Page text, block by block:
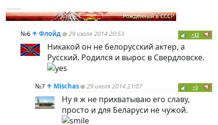
----------
№6 ↑ Флойд 29 июля 2014 20:53 +12
Никакой он не белорусский актер, а
Русский. Родился и вырос в Свердловске.
№7 ↑ Mischas 29 июля 2014 21:07 +5
Ну я ж не прихватываю его славу,
просто и для Беларуси не чужой.